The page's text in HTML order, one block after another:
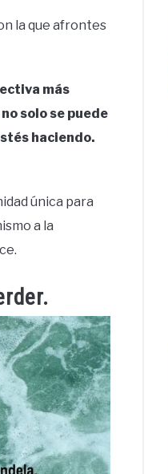
la que afrontes
más
solo se puede
haciendo.
única para
a la